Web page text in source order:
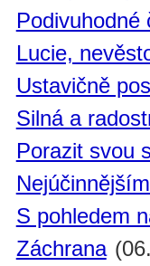
Podivuhodné
Lucie,
Ustavičně
Silná a
Porazit svou
S pohledem
Záchrana